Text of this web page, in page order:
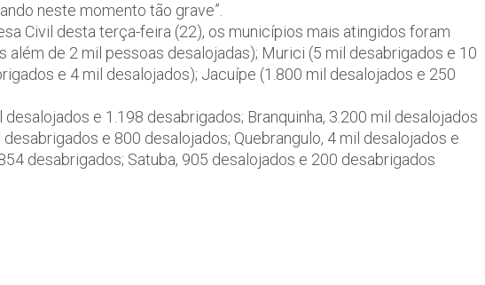
neste momento tão grave”.
Civil desta terça-feira (22), os municípios mais atingidos foram
além de 2 mil pessoas desalojadas); Murici (5 mil desabrigados e 10
e 4 mil desalojados); Jacuípe (1.800 mil desalojados e 250
e 1.198 desabrigados; Branquinha, 3.200 mil desalojados
e 800 desalojados; Quebrangulo, 4 mil desalojados e
desabrigados; Satuba, 905 desalojados e 200 desabrigados